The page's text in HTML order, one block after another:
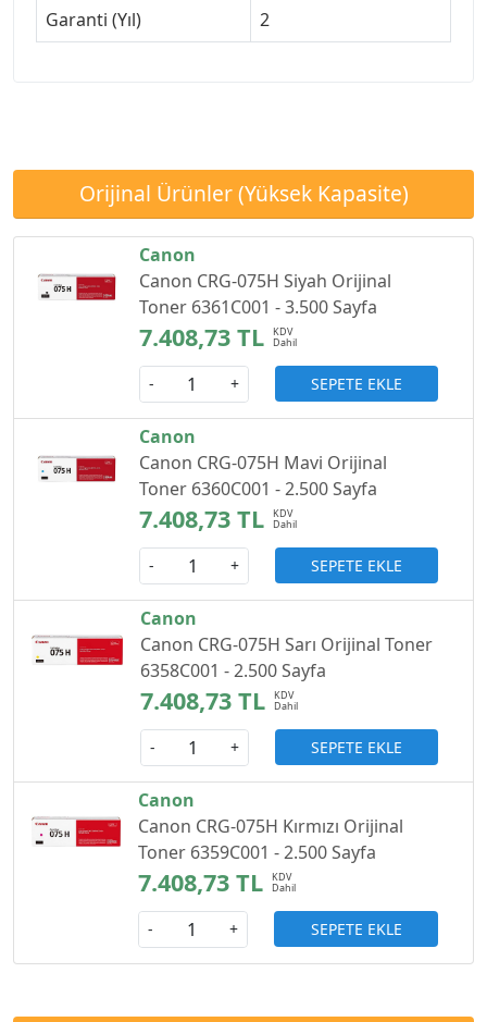
Garanti (Yıl)
2
Orijinal Ürünler (Yüksek Kapasite)
Canon
Canon CRG-075H Siyah Orijinal
Toner 6361C001 - 3.500 Sayfa
7.408,73 TL
- + SEPETE EKLE
Canon
Canon CRG-075H Mavi Orijinal
Toner 6360C001 - 2.500 Sayfa
7.408,73 TL
- + SEPETE EKLE
Canon
Canon CRG-075H Sarı Orijinal Toner
6358C001 - 2.500 Sayfa
7.408,73 TL
- + SEPETE EKLE
Canon
Canon CRG-075H Kırmızı Orijinal
Toner 6359C001 - 2.500 Sayfa
7.408,73 TL
- + SEPETE EKLE